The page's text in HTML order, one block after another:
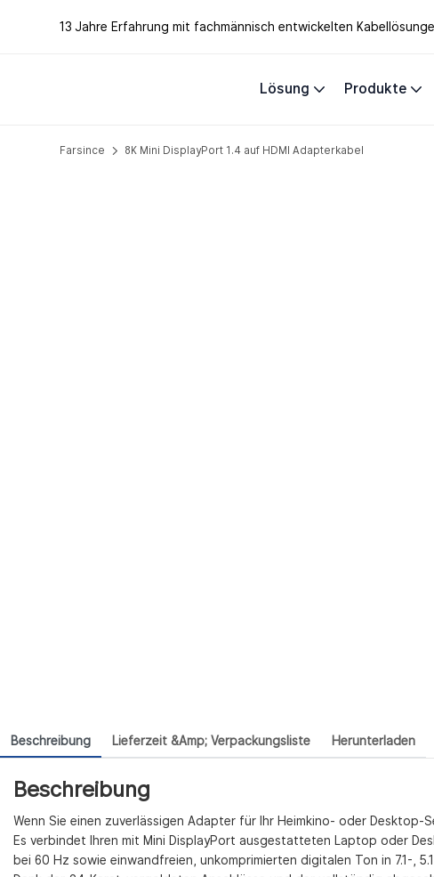
13 Jahre Erfahrung mit fachmännisch entwickelten
Lösung Produkte
Farsince 8K Mini DisplayPort 1.4 auf HDMI Adapterkabel
Beschreibung Lieferzeit &amp; Verpackungsliste Herunterladen
Beschreibung
Wenn Sie einen zuverlässigen Adapter für Ihr Heimkino- oder Desktop-
Es verbindet Ihren mit Mini DisplayPort ausgestatteten Laptop oder
bei 60 Hz sowie einwandfreien, unkomprimierten digitalen Ton in 7.1-,